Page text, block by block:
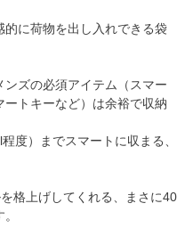
に荷物を出し入れできる袋
ズの必須アイテム（スマー
ートキーなど）は余裕で収納
度）までスマートに収まる、
格上げしてくれる、まさに40